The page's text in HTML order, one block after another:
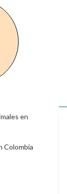
en
Colombia